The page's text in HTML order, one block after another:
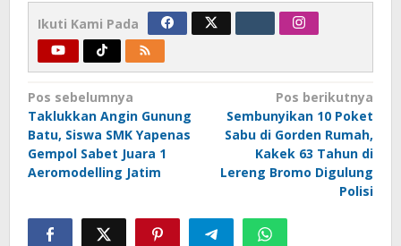
Ikuti Kami Pada
Navigasi
pos
Pos sebelumnya
Taklukkan Angin Gunung
Batu, Siswa SMK Yapenas
Gempol Sabet Juara 1
Aeromodelling Jatim
Pos berikutnya
Sembunyikan 10 Poket
Sabu di Gorden Rumah,
Kakek 63 Tahun di
Lereng Bromo Digulung
Polisi